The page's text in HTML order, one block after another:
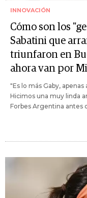
INNOVACIÓN
Cómo son los
Sabatini que
triunfaron en
ahora van por
"Es lo más Gaby,
Hicimos una muy linda
Forbes Argentina antes